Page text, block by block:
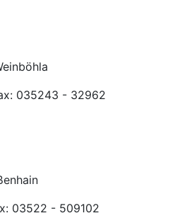
035243 - 32962
03522 - 509102